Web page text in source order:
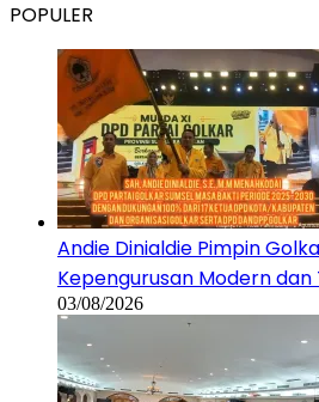
POPULER
Andie Dinialdie Pimpin
Kepengurusan Modern
03/08/2026